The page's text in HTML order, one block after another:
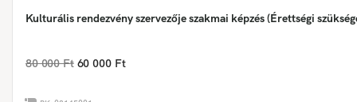
Kulturális rendezvény szervezője szakmai képzés (Érettségi
80 000 Ft 60 000 Ft